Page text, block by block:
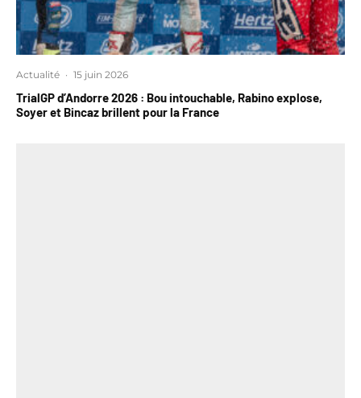
Actualité · 15 juin 2026
TrialGP d’Andorre 2026 : Bou intouchable, Rabino explose,
Soyer et Bincaz brillent pour la France